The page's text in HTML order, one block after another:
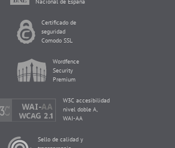
Certificado de
seguridad
Comodo SSL
Wordfence
Security
Premium
W3C accesibilidad
nivel doble A,
WAI-AA
Sello de calidad y